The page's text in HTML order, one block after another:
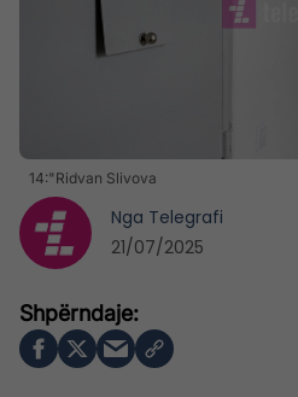
14:"Ridvan Slivova
Nga Telegrafi
21/07/2025